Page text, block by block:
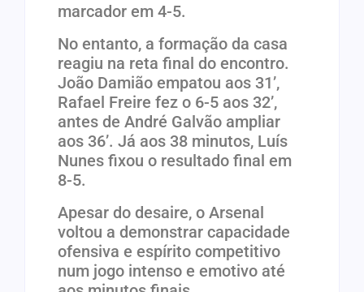
marcador em 4-5.
No entanto, a formação da casa
reagiu na reta final do encontro.
João Damião empatou aos 31’,
Rafael Freire fez o 6-5 aos 32’,
antes de André Galvão ampliar
aos 36’. Já aos 38 minutos, Luís
Nunes fixou o resultado final em
8-5.
Apesar do desaire, o Arsenal
voltou a demonstrar capacidade
ofensiva e espírito competitivo
num jogo intenso e emotivo até